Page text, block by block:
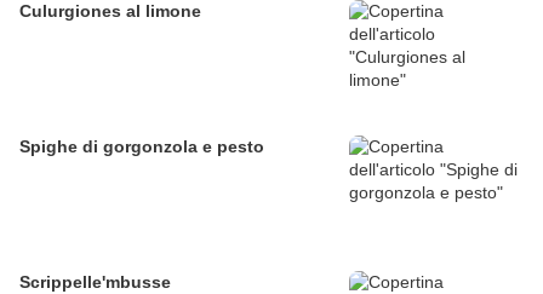
Culurgiones al limone
Spighe di gorgonzola e pesto
Scrippelle'mbusse